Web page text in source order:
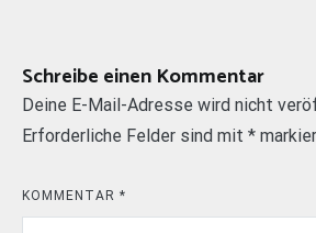
Schreibe einen Kommentar
Deine E-Mail-Adresse wird nicht
Erforderliche Felder sind mit *
KOMMENTAR *